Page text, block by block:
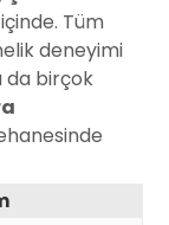
Tüm
deneyimi
da birçok